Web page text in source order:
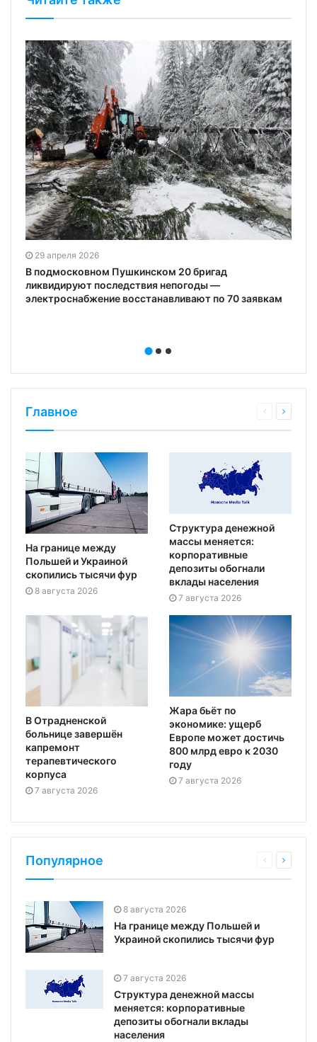
29 апреля 2026
В подмосковном Пушкинском 20 бригад
ликвидируют последствия непогоды —
электроснабжение восстанавливают по 70 заявкам
Главное
На границе между
Польшей и Украиной
скопились тысячи фур
8 августа 2026
Структура денежной
массы меняется:
корпоративные
депозиты обогнали
вклады населения
7 августа 2026
В Отрадненской
больнице завершён
капремонт
терапевтического
корпуса
7 августа 2026
Жара бьёт по
экономике: ущерб
Европе может достичь
800 млрд евро к 2030
году
7 августа 2026
Популярное
8 августа 2026
На границе между Польшей и
Украиной скопились тысячи фур
7 августа 2026
Структура денежной массы
меняется: корпоративные
депозиты обогнали вклады
населения